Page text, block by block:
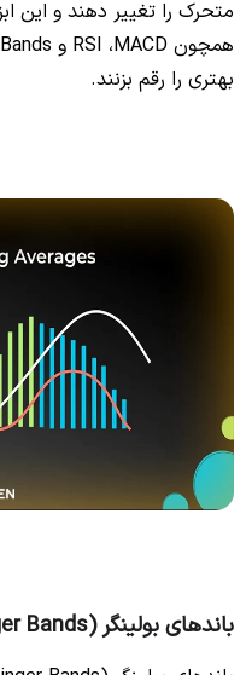
متحرک را تغییر دهند و این
بهتری را رقم بزنند.
باندهای بولینگر (Bollinger Bands)